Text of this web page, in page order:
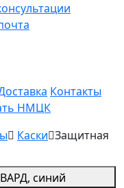
Контакты
НМЦК
Каски Защитная